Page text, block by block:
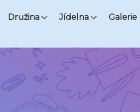
Družina Jídelna Galerie